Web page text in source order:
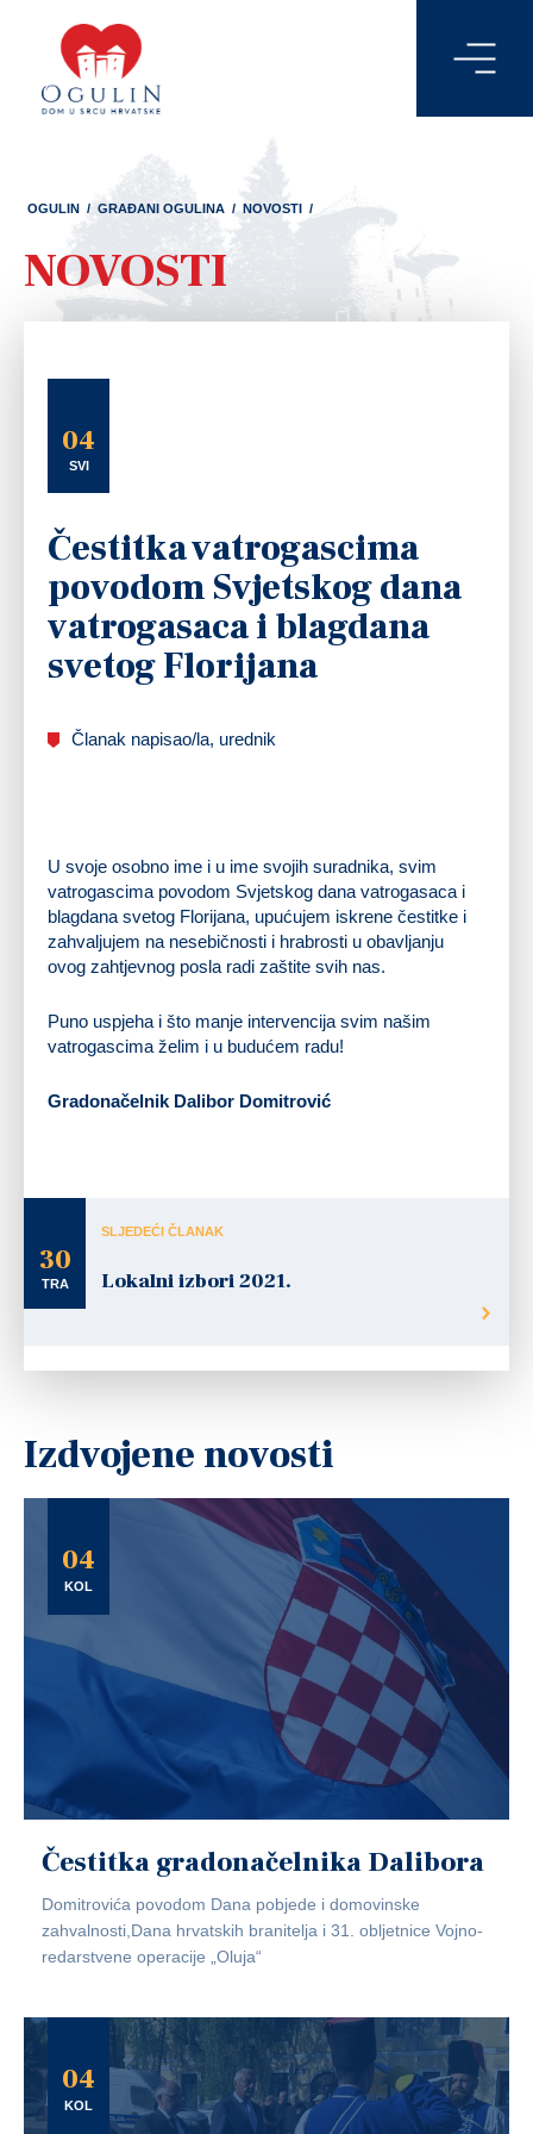
OGULIN / GRAĐANI OGULINA / NOVOSTI /
NOVOSTI
04
SVI
Čestitka vatrogascima
povodom Svjetskog dana
vatrogasaca i blagdana
svetog Florijana
Članak napisao/la, urednik
U svoje osobno ime i u ime svojih suradnika, svim
vatrogascima povodom Svjetskog dana vatrogasaca i
blagdana svetog Florijana, upućujem iskrene čestitke i
zahvaljujem na nesebičnosti i hrabrosti u obavljanju
ovog zahtjevnog posla radi zaštite svih nas.
Puno uspjeha i što manje intervencija svim našim
vatrogascima želim i u budućem radu!
Gradonačelnik Dalibor Domitrović
30
TRA
SLJEDEĆI ČLANAK
Lokalni izbori 2021.
Izdvojene novosti
04
KOL
Čestitka gradonačelnika Dalibora
Domitrovića povodom Dana pobjede i domovinske
zahvalnosti,Dana hrvatskih branitelja i 31. obljetnice Vojno-
redarstvene operacije „Oluja“
04
KOL